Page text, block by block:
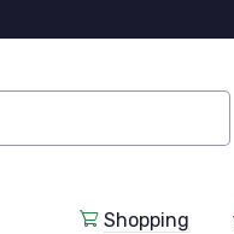
Shopping